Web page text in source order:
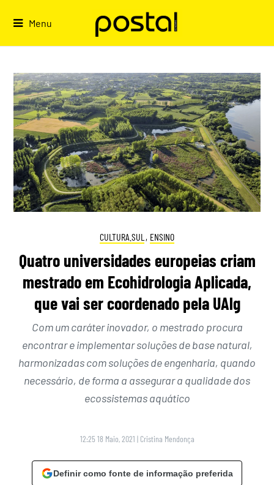
Menu
CULTURA.SUL , ENSINO
Quatro universidades europeias criam
mestrado em Ecohidrologia Aplicada,
que vai ser coordenado pela UAlg
Com um caráter inovador, o mestrado procura
encontrar e implementar soluções de base natural,
harmonizadas com soluções de engenharia, quando
necessário, de forma a assegurar a qualidade dos
ecossistemas aquático
12:25 18 Maio, 2021 | Cristina Mendonça
Definir como fonte de informação preferida